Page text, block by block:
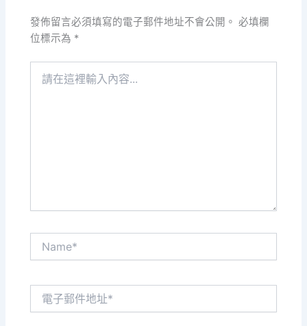
發佈留言必須填寫的電子郵件地址不會公開。 必填欄
位標示為 *